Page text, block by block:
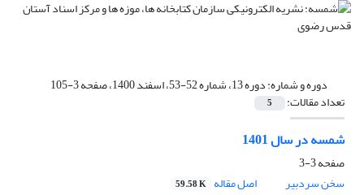
دوره و شماره:دوره 13، شماره 52-53، اسفند 1400، صفحه 3-105
تعداد مقالات: 5
شمسه در سال 1401
صفحه3-3
سخن سردبیر
اصل مقاله 59.58 K